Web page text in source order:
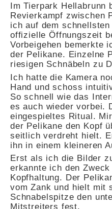
Im Tierpark Hellabrunn
Revierkampf zwischen
ich auf dem
offizielle Öffnungszeit
Vorbeigehen bemerkte
der Pelikane. Einzelne
riesigen Schnäbeln zu
Ich hatte die Kamera
Hand und schoss
So schnell wie das
es auch wieder vorbei.
eingespieltes Ritual.
der Pelikane den Kopf
seitlich verdreht hielt.
ihn in einem kleineren
Erst als ich die Bilder
erkannte ich den
Kopfhaltung. Der
vom Zank und hielt mit
Schnabelspitze den
Mitstreiters fest.